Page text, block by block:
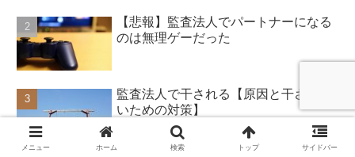
【悲報】監査法人でパートナーになる
のは無理ゲーだった
監査法人で干される【原因と干されな
いための対策】
メニュー ホーム 検索 トップ サイドバー